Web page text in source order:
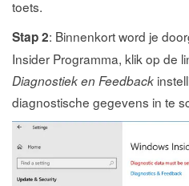
toets.
Stap 2: Binnenkort word je
Insider Programma, klik op de
Diagnostiek en Feedback
diagnostische gegevens in te